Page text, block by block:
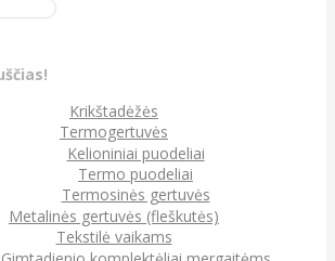
Krikštadėžės
Termogertuvės
Kelioniniai puodeliai
Termo puodeliai
Termosinės gertuvės
Metalinės gertuvės (fleškutės)
Tekstilė vaikams